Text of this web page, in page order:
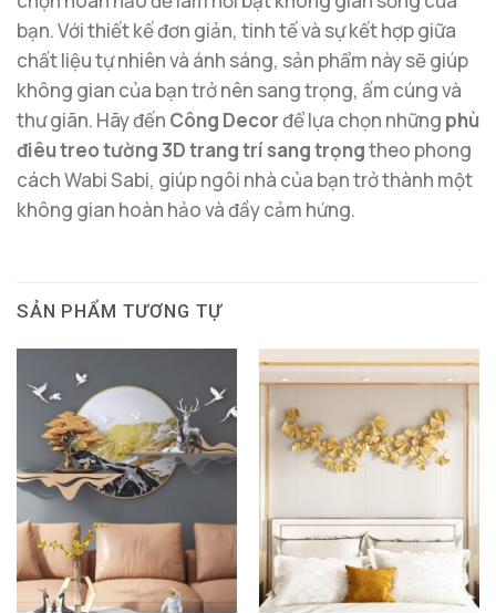
bạn. Với thiết kế đơn giản, tinh tế và sự kết hợp giữa
chất liệu tự nhiên và ánh sáng, sản phẩm này sẽ giúp
không gian của bạn trở nên sang trọng, ấm cúng và
thư giãn. Hãy đến Công Decorđể lựa chọn những phù
điêu treo tường 3D trang trí sang trọngtheo phong
cách Wabi Sabi, giúp ngôi nhà của bạn trở thành một
không gian hoàn hảo và đầy cảm hứng.
SẢN PHẨM TƯƠNG TỰ